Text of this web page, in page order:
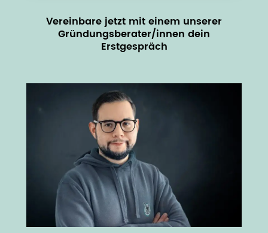
Vereinbare jetzt mit einem unserer
Gründungsberater/innen dein
Erstgespräch